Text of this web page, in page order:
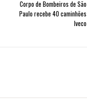
Corpo de Bombeiros de São
Paulo recebe 40 caminhões
Iveco